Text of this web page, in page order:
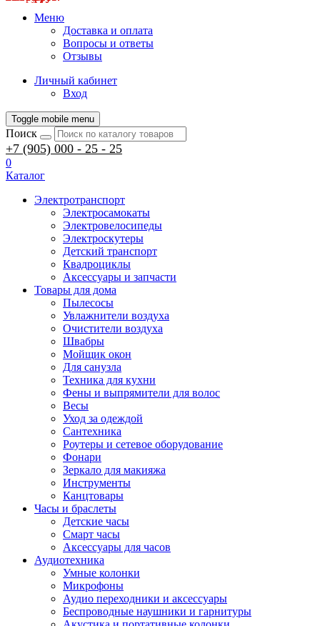
Меню
Доставка и оплата
Вопросы и ответы
Отзывы
Личный кабинет
Вход
Toggle mobile menu
Поиск
+7 (905) 000 - 25 - 25
0
Каталог
Электротранспорт
Электросамокаты
Электровелосипеды
Электроскутеры
Детский транспорт
Квадроциклы
Аксессуары и запчасти
Товары для дома
Пылесосы
Увлажнители воздуха
Очистители воздуха
Швабры
Мойщик окон
Для санузла
Техника для кухни
Фены и выпрямители для волос
Весы
Уход за одеждой
Сантехника
Роутеры и сетевое оборудование
Фонари
Зеркало для макияжа
Инструменты
Канцтовары
Часы и браслеты
Детские часы
Смарт часы
Аксессуары для часов
Аудиотехника
Умные колонки
Микрофоны
Аудио переходники и аксессуары
Беспроводные наушники и гарнитуры